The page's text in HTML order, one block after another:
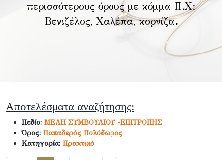
περισσότερους όρους με κόμμα Π.Χ:
Βενιζέλος, Χαλέπα, κορνίζα.
Αποτελέσματα αναζήτησης:
Πεδίο: ΜΕΛΗ ΣΥΜΒΟΥΛΙΟΥ -ΕΠΙΤΡΟΠΗΣ
Όρος: Παπαδερός Πολύδωρος
Κατηγορία: Πρακτικό